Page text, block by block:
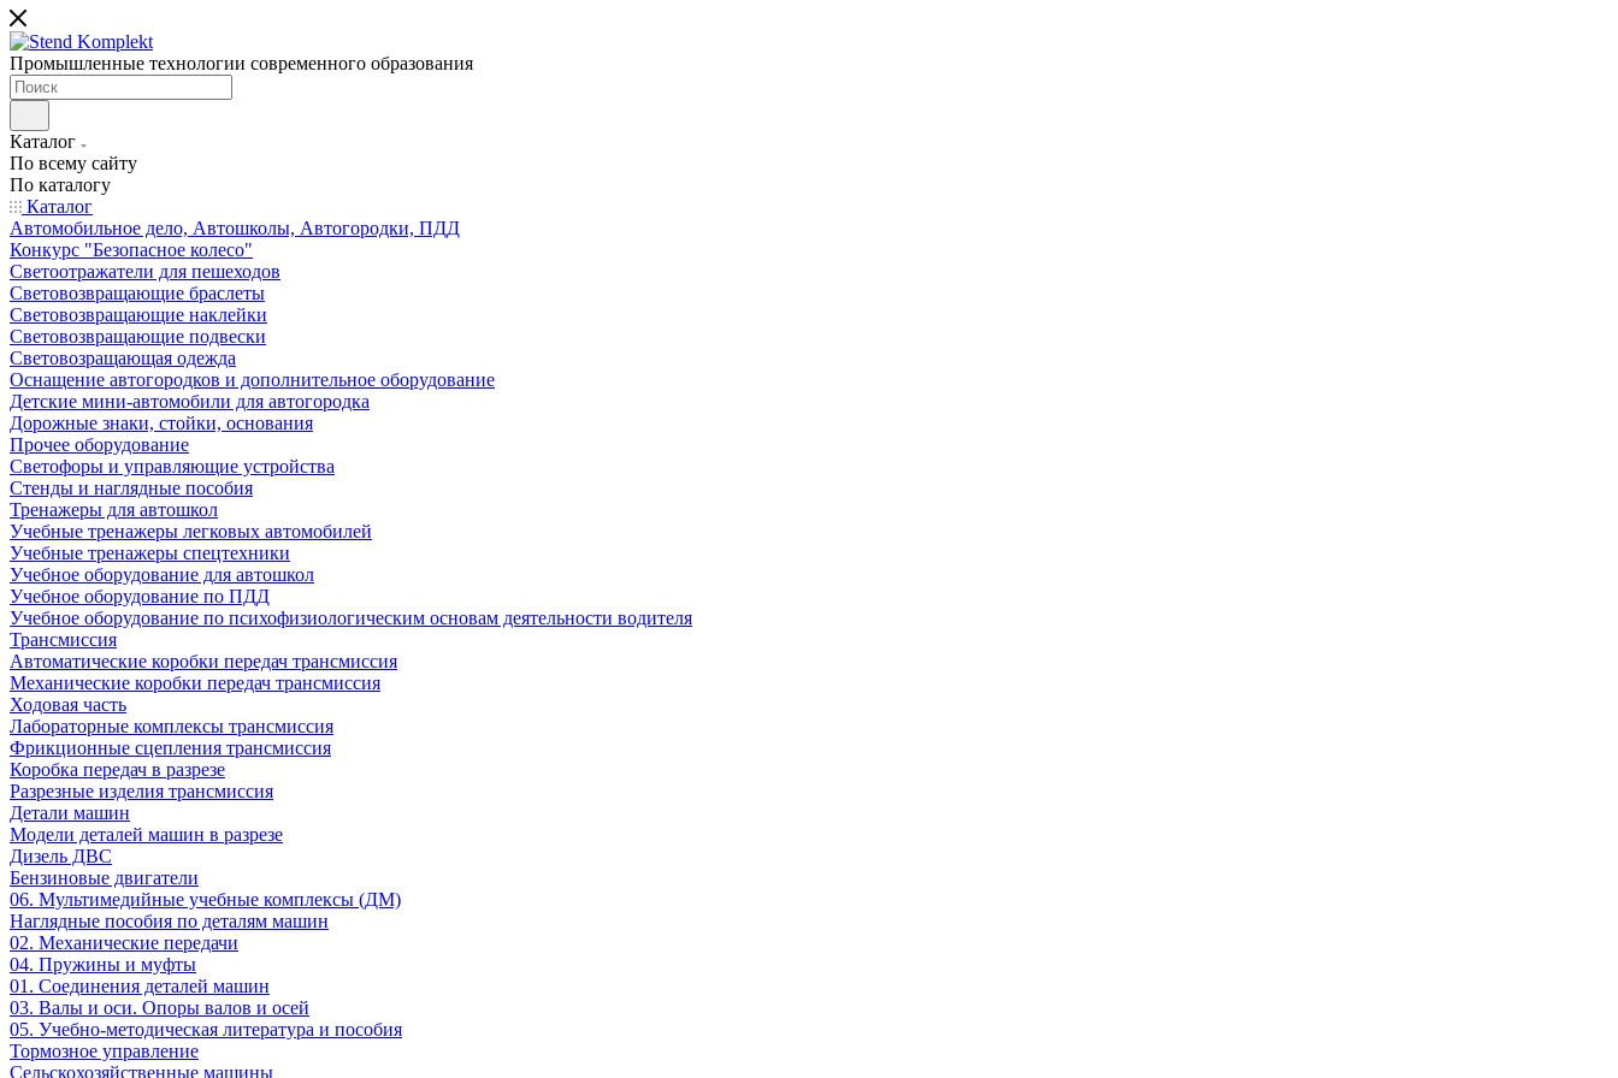
Промышленные технологии современного образования
Каталог
По всему сайту
По каталогу
Каталог
Автомобильное дело, Автошколы, Автогородки, ПДД
Конкурс "Безопасное колесо"
Светоотражатели для пешеходов
Световозвращающие браслеты
Световозвращающие наклейки
Световозвращающие подвески
Световозращающая одежда
Оснащение автогородков и дополнительное оборудование
Детские мини-автомобили для автогородка
Дорожные знаки, стойки, основания
Прочее оборудование
Светофоры и управляющие устройства
Стенды и наглядные пособия
Тренажеры для автошкол
Учебные тренажеры легковых автомобилей
Учебные тренажеры спецтехники
Учебное оборудование для автошкол
Учебное оборудование по ПДД
Учебное оборудование по психофизиологическим основам деятельности водителя
Трансмиссия
Автоматические коробки передач трансмиссия
Механические коробки передач трансмиссия
Ходовая часть
Лабораторные комплексы трансмиссия
Фрикционные сцепления трансмиссия
Коробка передач в разрезе
Разрезные изделия трансмиссия
Детали машин
Модели деталей машин в разрезе
Дизель ДВС
Бензиновые двигатели
06. Мультимедийные учебные комплексы (ДМ)
Наглядные пособия по деталям машин
02. Механические передачи
04. Пружины и муфты
01. Соединения деталей машин
03. Валы и оси. Опоры валов и осей
05. Учебно-методическая литература и пособия
Тормозное управление
Сельскохозяйственные машины